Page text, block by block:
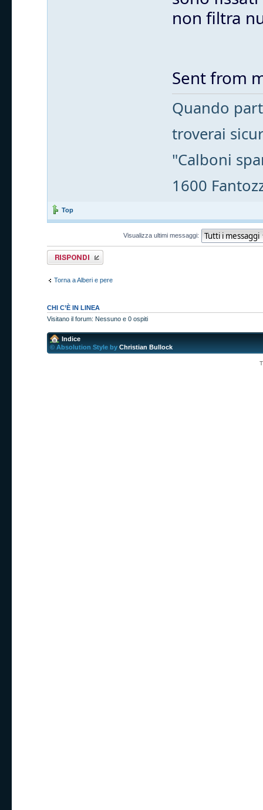
non filtra
Sent from
Quando
troverai
"Calboni
1600
Top
Visualizza ultimi messaggi:
Rispondi al
messaggio
Torna a Alberi e pere
CHI C’È IN LINEA
Visitano il forum: Nessuno e 0 ospiti
Indice
© Absolution Style by Christian Bullock